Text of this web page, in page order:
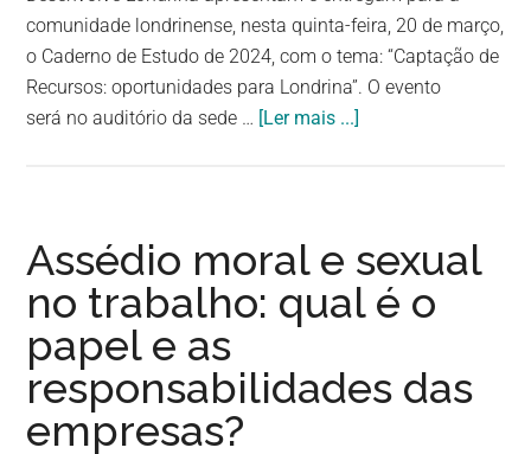
comunidade londrinense, nesta quinta-feira, 20 de março,
o Caderno de Estudo de 2024, com o tema: “Captação de
Recursos: oportunidades para Londrina”. O evento
será no auditório da sede … [Ler mais ...]
Assédio moral e sexual
no trabalho: qual é o
papel e as
responsabilidades das
empresas?